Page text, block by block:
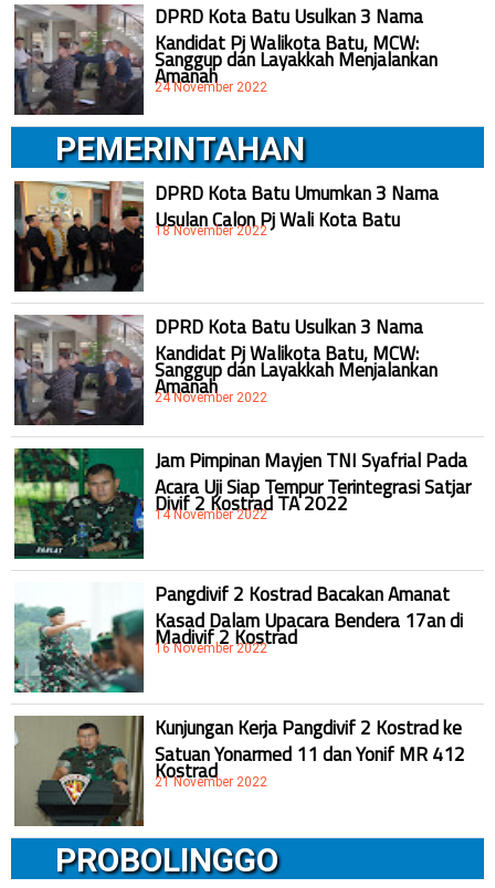
DPRD Kota Batu Usulkan 3 Nama
Kandidat Pj Walikota Batu, MCW:
Sanggup dan Layakkah Menjalankan
Amanah
24 November 2022
PEMERINTAHAN
DPRD Kota Batu Umumkan 3 Nama
Usulan Calon Pj Wali Kota Batu
18 November 2022
DPRD Kota Batu Usulkan 3 Nama
Kandidat Pj Walikota Batu, MCW:
Sanggup dan Layakkah Menjalankan
Amanah
24 November 2022
Jam Pimpinan Mayjen TNI Syafrial Pada
Acara Uji Siap Tempur Terintegrasi Satjar
Divif 2 Kostrad TA 2022
14 November 2022
Pangdivif 2 Kostrad Bacakan Amanat
Kasad Dalam Upacara Bendera 17an di
Madivif 2 Kostrad
16 November 2022
Kunjungan Kerja Pangdivif 2 Kostrad ke
Satuan Yonarmed 11 dan Yonif MR 412
Kostrad
21 November 2022
PROBOLINGGO